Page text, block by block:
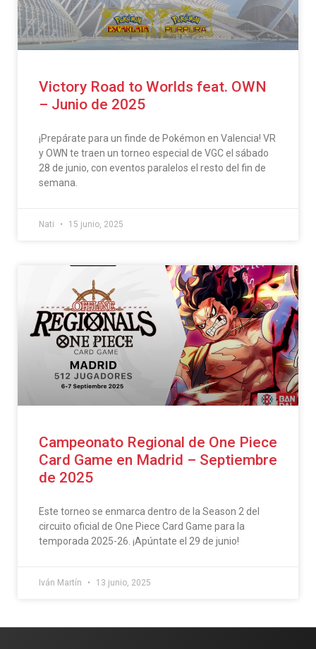
Victory Road to Worlds feat. OWN
– Junio de 2025
¡Prepárate para un finde de Pokémon en Valencia! VR
y OWN te traen un torneo especial de VGC el sábado
28 de junio, con eventos paralelos el resto del fin de
semana.
Nati 15 junio, 2025
Campeonato Regional de One Piece
Card Game en Madrid – Septiembre
de 2025
Este torneo se enmarca dentro de la Season 2 del
circuito oficial de One Piece Card Game para la
temporada 2025-26. ¡Apúntate el 29 de junio!
Iván Martín 13 junio, 2025